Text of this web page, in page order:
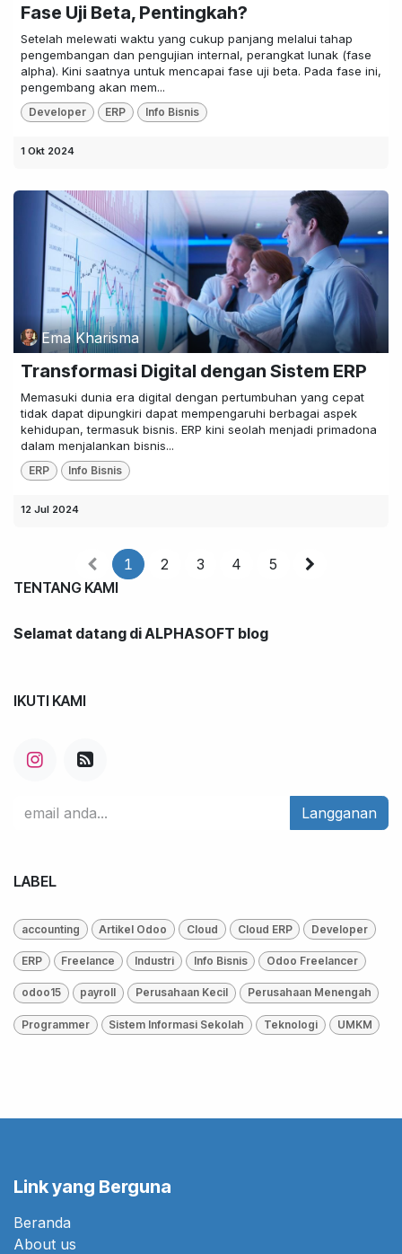
Fase Uji Beta, Pentingkah?
Setelah melewati waktu yang cukup panjang melalui tahap
pengembangan dan pengujian internal, perangkat lunak (fase
alpha). Kini saatnya untuk mencapai fase uji beta. Pada fase ini,
pengembang akan mem...
Developer ERP Info Bisnis
1 Okt 2024
Ema Kharisma
Transformasi Digital dengan Sistem ERP
Memasuki dunia era digital dengan pertumbuhan yang cepat
tidak dapat dipungkiri dapat mempengaruhi berbagai aspek
kehidupan, termasuk bisnis. ERP kini seolah menjadi primadona
dalam menjalankan bisnis...
ERP Info Bisnis
12 Jul 2024
1 2 3 4
5
TENTANG KAMI
Selamat datang di ALPHASOFT blog
IKUTI KAMI
Langganan
LABEL
accounting Artikel Odoo Cloud Cloud ERP Developer
ERP Freelance Industri Info Bisnis Odoo Freelancer
odoo15 payroll Perusahaan Kecil Perusahaan Menengah
Programmer Sistem Informasi Sekolah Teknologi UMKM
Link yang Berguna
Beranda
About us